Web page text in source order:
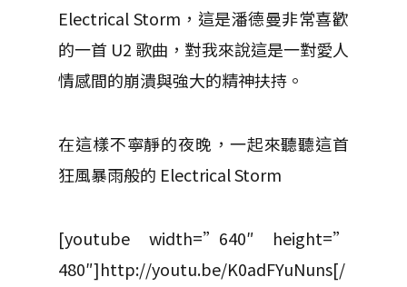
Electrical Storm，這是潘德曼非常喜歡
的一首 U2 歌曲，對我來說這是一對愛人
情感間的崩潰與強大的精神扶持。
在這樣不寧靜的夜晚，一起來聽聽這首
狂風暴雨般的 Electrical Storm
[youtube width=”640″ height=”
480″]http://youtu.be/K0adFYuNuns[/